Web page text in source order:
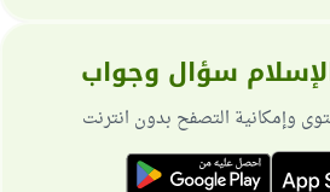
سؤال وجواب
وإمكانية التصفح بدون انترنت